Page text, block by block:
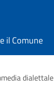
il Comune